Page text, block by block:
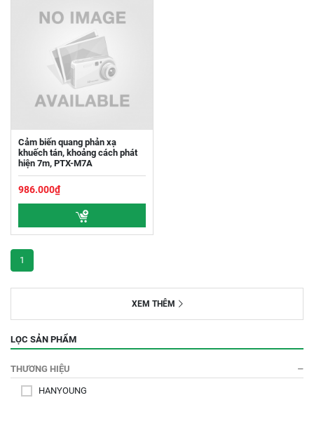
XEM THÊM
LỌC SẢN PHẨM
THƯƠNG HIỆU
HANYOUNG
Cảm biến quang phản xạ
khuếch tán, khoảng cách phát
hiện 7m, PTX-M7A
986.000₫
1